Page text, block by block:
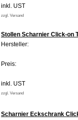
inkl. UST
zzgl. Versand
Stollen Scharnier Click-on
Hersteller:
Preis:
inkl. UST
zzgl. Versand
Scharnier Eckschrank